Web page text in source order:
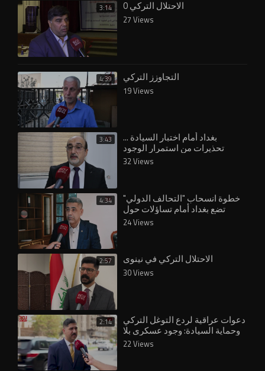
3:14 الاحتلال التركي 0
27 Views
4:39 التجاوزز التركي
19 Views
3:43 بغداد أمام اختبار السيادة ...
تحذيرات من استمرار الوجود
32 Views
4:34 خطوة انسحاب "التحالف الدولي"
تضع بغداد أمام تساؤلات حول
24 Views
2:57 الاحتلال التركي في نينوى
30 Views
2:14 دعوات عراقية لردع التوغل التركي
وحماية السيادة: وجود عسكري بلا
22 Views